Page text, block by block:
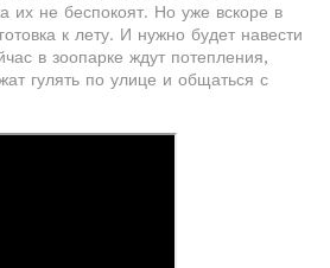
их не беспокоят. Но уже вскоре в
к лету. И нужно будет навести
в зоопарке ждут потепления,
гулять по улице и общаться с